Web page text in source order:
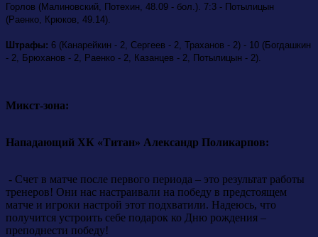
Горлов (Малиновский, Потехин, 48.09 - бол.). 7:3 - Потылицын
(Раенко, Крюков, 49.14).
Штрафы: 6 (Канарейкин - 2, Сергеев - 2, Траханов - 2) - 10 (Богдашкин
- 2, Брюханов - 2, Раенко - 2, Казанцев - 2, Потылицын - 2).
Микст-зона:
Нападающий ХК «Титан» Александр Поликарпов:
- Счет в матче после первого периода – это результат работы
тренеров! Они нас настраивали на победу в предстоящем
матче и игроки настрой этот подхватили. Надеюсь, что
получится устроить себе подарок ко Дню рождения –
преподнести победу!